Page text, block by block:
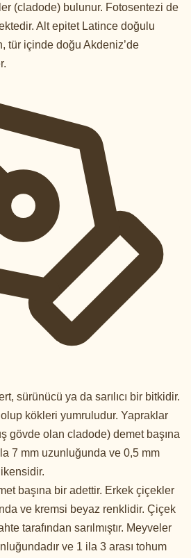
(cladode) bulunur. Fotosentezi de
Alt epitet Latince doğulu
tür içinde doğu Akdeniz’de
sürünücü ya da sarılıcı bir bitkidir.
kökleri yumruludur. Yapraklar
gövde olan cladode) demet başına
7 mm uzunluğunda ve 0,5 mm
başına bir adettir. Erkek çiçekler
ve kremsi beyaz renklidir. Çiçek
tarafından sarılmıştır. Meyveler
ve 1 ila 3 arası tohum